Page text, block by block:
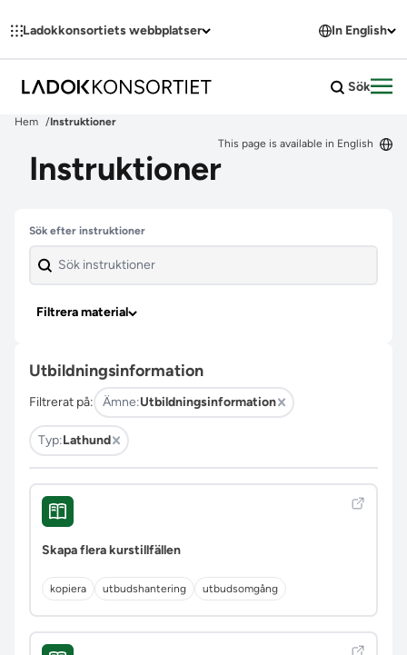
Ladokkonsortiets webbplatser In English
Sök
Hem
Instruktioner
This page is available in English
Instruktioner
Hoppa över filter
Sök efter instruktioner
Filtrera material
Utbildningsinformation
Filtrerat på: Ämne:Utbildningsinformation
Typ:Lathund
Skapa flera kurstillfällen
kopiera utbudshantering utbudsomgång